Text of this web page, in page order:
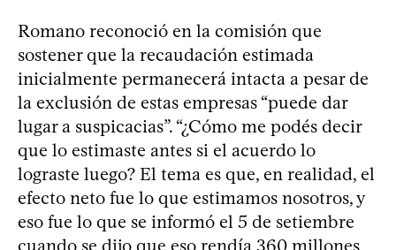
Romano reconoció en la comisión que
sostener que la recaudación estimada
inicialmente permanecerá intacta a pesar de
la exclusión de estas empresas “puede dar
lugar a suspicacias”. “¿Cómo me podés decir
que lo estimaste antes si el acuerdo lo
lograste luego? El tema es que, en realidad, el
efecto neto fue lo que estimamos nosotros, y
eso fue lo que se informó el 5 de setiembre
cuando se dijo que eso rendía 360 millones